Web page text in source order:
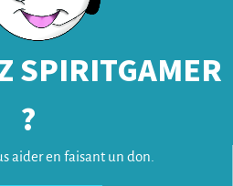
SPIRITGAMER
?
aider en faisant un don.